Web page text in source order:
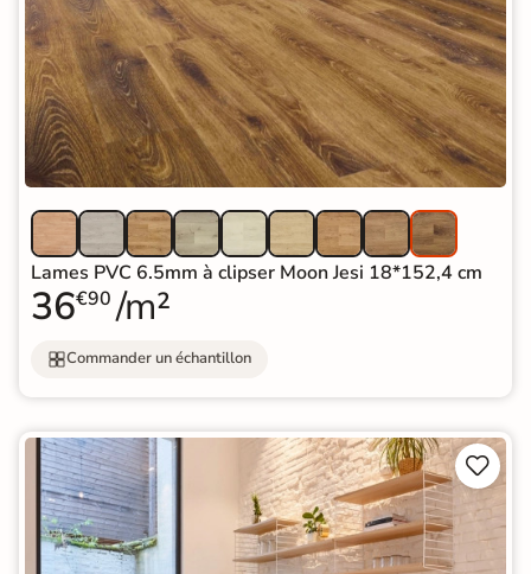
Lames PVC 6.5mm à clipser Moon Jesi 18*152,4 cm
36€90 /m²
Commander un échantillon

